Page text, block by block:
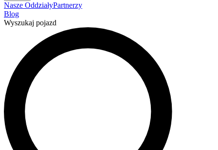
Nasze OddziałyPartnerzy
Blog
Wyszukaj pojazd